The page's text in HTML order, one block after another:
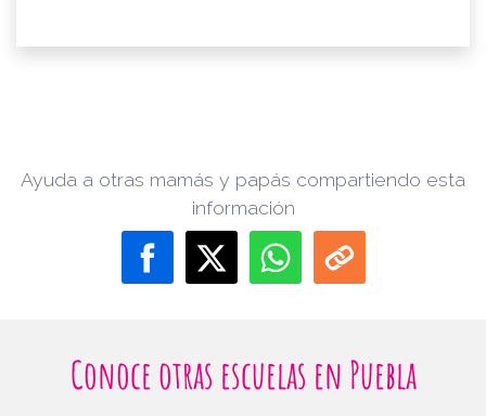
Ayuda a otras mamás y papás compartiendo esta
información
Conoce otras escuelas en Puebla